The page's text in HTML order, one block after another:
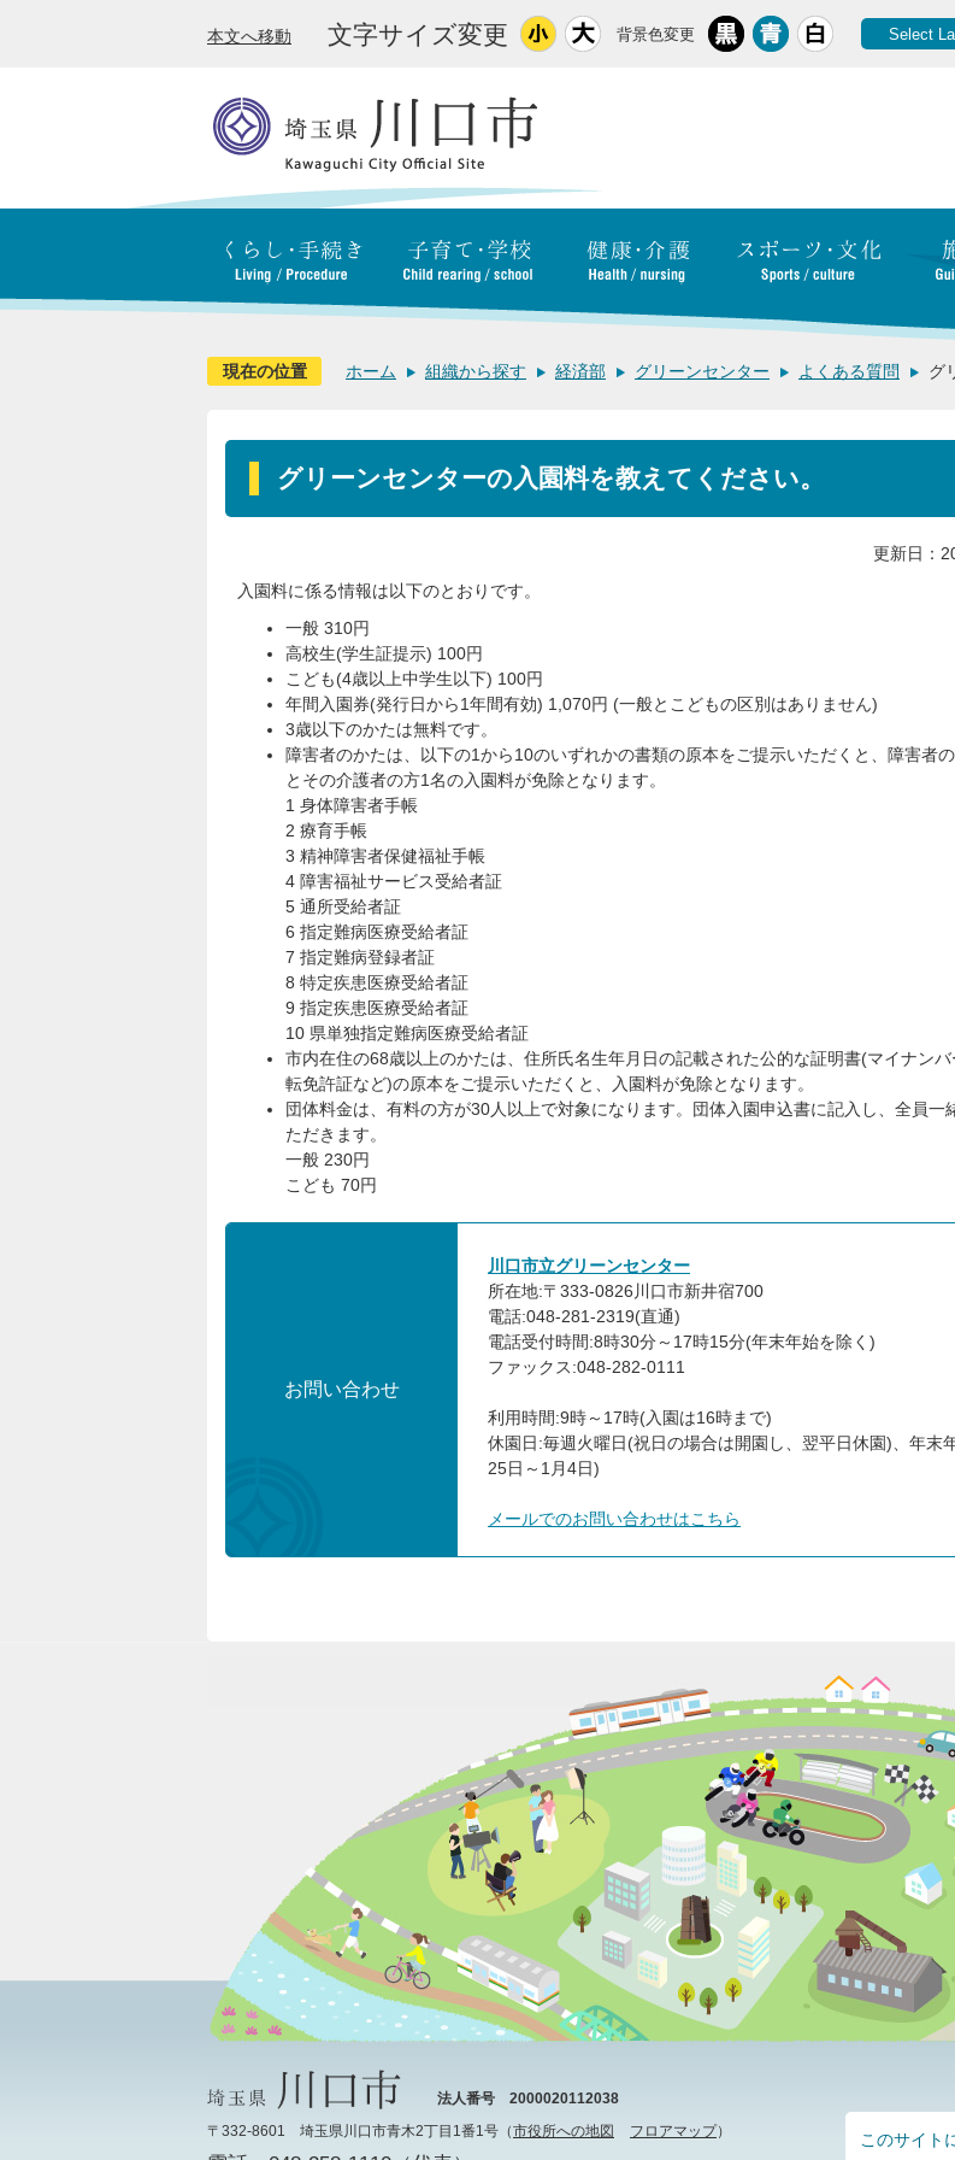
本文へ移動 文字サイズ変更 背景色変更 Select
現在の位置 ホーム 組織から探す 経済部 グリーンセンター よくある質問 グ
グリーンセンターの入園料を教えてください。
更新日：
入園料に係る情報は以下のとおりです。
一般 310円
高校生(学生証提示) 100円
こども(4歳以上中学生以下) 100円
年間入園券(発行日から1年間有効) 1,070円 (一般とこどもの区別はありません)
3歳以下のかたは無料です。
障害者のかたは、以下の1から10のいずれかの書類の原本をご提示いただくと、障害者
とその介護者の方1名の入園料が免除となります。
1 身体障害者手帳
2 療育手帳
3 精神障害者保健福祉手帳
4 障害福祉サービス受給者証
5 通所受給者証
6 指定難病医療受給者証
7 指定難病登録者証
8 特定疾患医療受給者証
9 指定疾患医療受給者証
10 県単独指定難病医療受給者証
市内在住の68歳以上のかたは、住所氏名生年月日の記載された公的な証明書(マイナン
転免許証など)の原本をご提示いただくと、入園料が免除となります。
団体料金は、有料の方が30人以上で対象になります。団体入園申込書に記入し、全員一
ただきます。
一般 230円
こども 70円
お問い合わせ
川口市立グリーンセンター
所在地:〒333-0826川口市新井宿700
電話:048-281-2319(直通)
電話受付時間:8時30分～17時15分(年末年始を除く)
ファックス:048-282-0111
利用時間:9時～17時(入園は16時まで)
休園日:毎週火曜日(祝日の場合は開園し、翌平日休園)、年末
25日～1月4日)
メールでのお問い合わせはこちら
法人番号 2000020112038
〒332-8601 埼玉県川口市青木2丁目1番1号（市役所への地図 フロアマップ） このサイト